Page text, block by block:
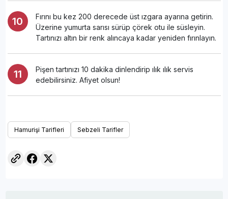
Fırını bu kez 200 derecede üst ızgara ayarına getirin.
Üzerine yumurta sarısı sürüp çörek otu ile süsleyin.
Tartınızı altın bir renk alıncaya kadar yeniden fırınlayın.
Pişen tartınızı 10 dakika dinlendirip ılık ılık servis
edebilirsiniz. Afiyet olsun!
Hamurişi Tarifleri Sebzeli Tarifler